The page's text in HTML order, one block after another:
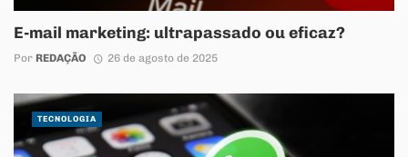
E-mail marketing: ultrapassado ou eficaz?
Por REDAÇÃO 26 de agosto de 2025
TECNOLOGIA